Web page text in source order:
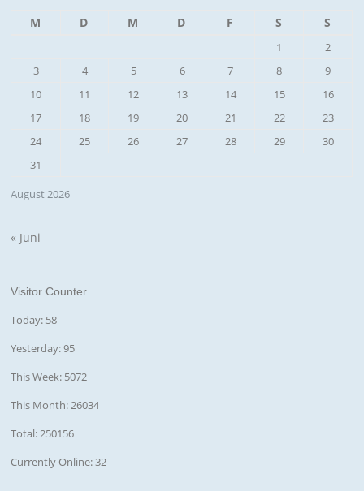
August 2026
M D M D F S S
1
2
3
4 5 6 7 8
9
10
11 12 13 14 15
16
17
18 19 20 21 22
23
24
25 26 27 28 29
30
31
« Juni
Visitor Counter
Today: 58
Yesterday: 95
This Week: 5072
This Month: 26034
Total: 250156
Currently Online: 32